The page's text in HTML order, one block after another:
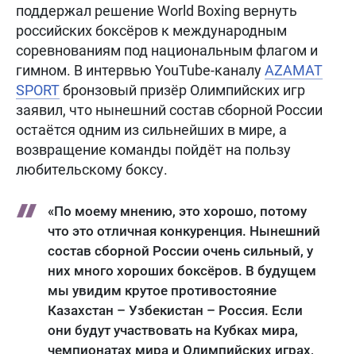
поддержал решение World Boxing вернуть
российских боксёров к международным
соревнованиям под национальным флагом и
гимном. В интервью YouTube-каналуAZAMAT
SPORTбронзовый призёр Олимпийских игр
заявил, что нынешний состав сборной России
остаётся одним из сильнейших в мире, а
возвращение команды пойдёт на пользу
любительскому боксу.
«По моему мнению, это хорошо, потому
что это отличная конкуренция. Нынешний
состав сборной России очень сильный, у
них много хороших боксёров. В будущем
мы увидим крутое противостояние
Казахстан – Узбекистан – Россия. Если
они будут участвовать на Кубках мира,
чемпионатах мира и Олимпийских играх,